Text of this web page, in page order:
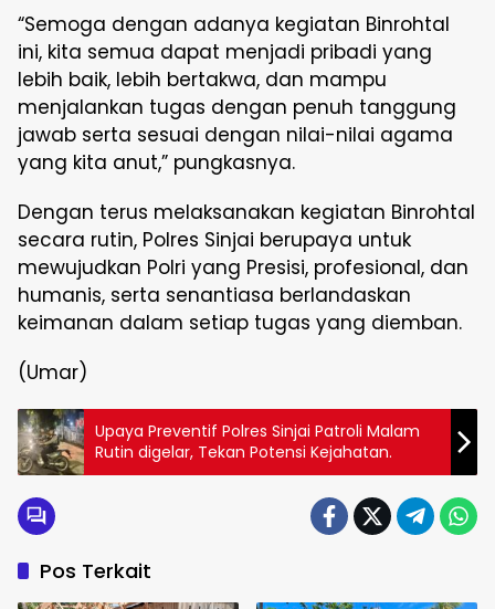
“Semoga dengan adanya kegiatan Binrohtal
ini, kita semua dapat menjadi pribadi yang
lebih baik, lebih bertakwa, dan mampu
menjalankan tugas dengan penuh tanggung
jawab serta sesuai dengan nilai-nilai agama
yang kita anut,” pungkasnya.
Dengan terus melaksanakan kegiatan Binrohtal
secara rutin, Polres Sinjai berupaya untuk
mewujudkan Polri yang Presisi, profesional, dan
humanis, serta senantiasa berlandaskan
keimanan dalam setiap tugas yang diemban.
(Umar)
Upaya Preventif Polres Sinjai Patroli Malam
Rutin digelar, Tekan Potensi Kejahatan.
Pos Terkait